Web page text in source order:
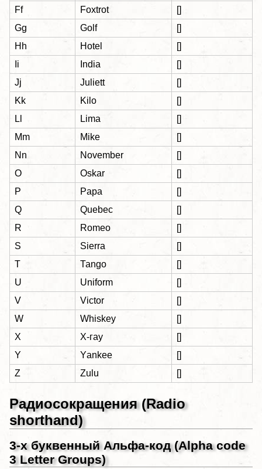
Ff
Fохtrоt
[]
Gg
Gоlf
[]
Hh
Ноtel
[]
Ii
Indiа
[]
Jj
Juliett
[]
Kk
Kilo
[]
Ll
Lima
[]
Mm
Mike
[]
Nn
Nоvember
[]
O
Oskar
[]
P
Papa
[]
Q
Quebec
[]
R
Romeo
[]
S
Sierrа
[]
T
Таngо
[]
U
Uniform
[]
V
Victor
[]
W
Whiskey
[]
X
Х-гау
[]
Y
Yаnkее
[]
Z
Zulu []
Радиосокращения (Radio
shorthand)
3-х буквенный Альфа-код (Alpha code
3 Letter Groups)